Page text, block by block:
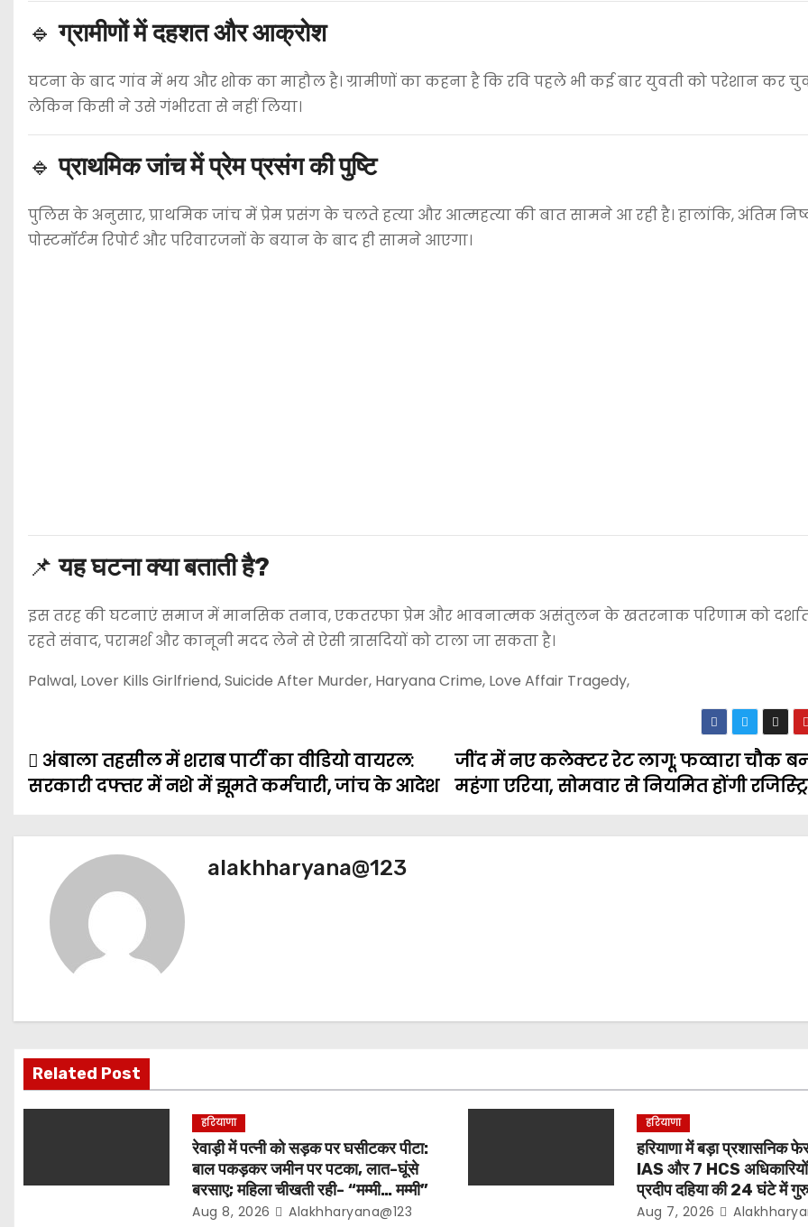
🔹ग्रामीणों में दहशत और आक्रोश
घटना के बाद गांव में भय और शोक का माहौल है। ग्रामीणों का कहना है कि रवि पहले भी कई बार युवती को परेशान कर
लेकिन किसी ने उसे गंभीरता से नहीं लिया।
🔹प्राथमिक जांच में प्रेम प्रसंग की पुष्टि
पुलिस के अनुसार, प्राथमिक जांच में प्रेम प्रसंग के चलते हत्या और आत्महत्या की बात सामने आ रही है। हालांकि, अंतिम
पोस्टमॉर्टम रिपोर्ट और परिवारजनों के बयान के बाद ही सामने आएगा।
📌यह घटना क्या बताती है?
इस तरह की घटनाएं समाज में मानसिक तनाव, एकतरफा प्रेम और भावनात्मक असंतुलन के खतरनाक परिणाम को
रहते संवाद, परामर्श और कानूनी मदद लेने से ऐसी त्रासदियों को टाला जा सकता है।
Palwal, Lover Kills Girlfriend, Suicide After Murder, Haryana Crime, Love Affair Tragedy,
P
s
i
g
a
i
जींद में नए कलेक्टर रेट लागू: फव्वारा चौक
महंगा एरिया, सोमवार से नियमित होंगी
अंबाला तहसील में शराब पार्टी का वीडियो वायरल:
सरकारी दफ्तर में नशे में झूमते कर्मचारी, जांच के आदेश
alakhharyana@123
Related Post
हरियाणा
रेवाड़ी में पत्नी को सड़क पर घसीटकर पीटा:
बाल पकड़कर जमीन पर पटका, लात-घूंसे
बरसाए; महिला चीखती रही- “मम्मी… मम्मी”
Aug 8, 2026 Alakhharyana@123
हरियाणा
हरियाणा में बड़ा प्रशासनिक
IAS और 7 HCS
प्रदीप दहिया की 24 घंटे में
Aug 7, 2026